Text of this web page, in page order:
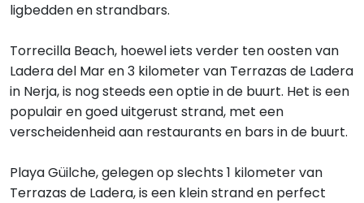
ligbedden en strandbars.
Torrecilla Beach, hoewel iets verder ten oosten van
Ladera del Mar en 3 kilometer van Terrazas de Ladera
in Nerja, is nog steeds een optie in de buurt. Het is een
populair en goed uitgerust strand, met een
verscheidenheid aan restaurants en bars in de buurt.
Playa Güilche, gelegen op slechts 1 kilometer van
Terrazas de Ladera, is een klein strand en perfect